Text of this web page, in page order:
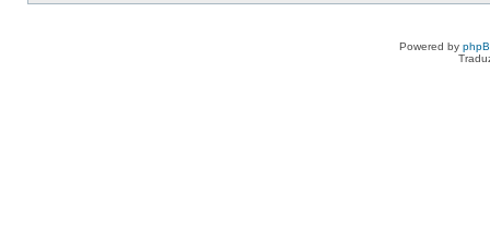
Powered by